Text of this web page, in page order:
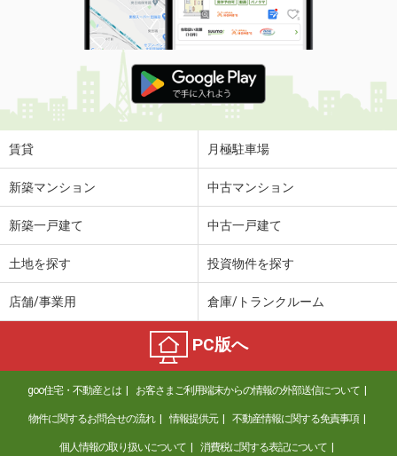
賃貸 月極駐車場
新築マンション 中古マンション
新築一戸建て 中古一戸建て
土地を探す 投資物件を探す
店舗/事業用 倉庫/トランクルーム
PC版へ
goo住宅・不動産とは お客さまご利用端末からの情報の外部送信について
物件に関するお問合せの流れ 情報提供元 不動産情報に関する免責事項
個人情報の取り扱いについて 消費税に関する表記について